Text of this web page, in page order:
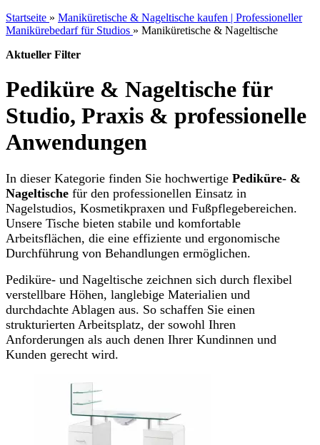
Startseite » Maniküretische & Nageltische kaufen | Professioneller
Manikürebedarf für Studios » Maniküretische & Nageltische
Aktueller Filter
Pediküre & Nageltische für
Studio, Praxis & professionelle
Anwendungen
In dieser Kategorie finden Sie hochwertige Pediküre- &
Nageltische für den professionellen Einsatz in
Nagelstudios, Kosmetikpraxen und Fußpflegebereichen.
Unsere Tische bieten stabile und komfortable
Arbeitsflächen, die eine effiziente und ergonomische
Durchführung von Behandlungen ermöglichen.
Pediküre- und Nageltische zeichnen sich durch flexibel
verstellbare Höhen, langlebige Materialien und
durchdachte Ablagen aus. So schaffen Sie einen
strukturierten Arbeitsplatz, der sowohl Ihren
Anforderungen als auch denen Ihrer Kundinnen und
Kunden gerecht wird.